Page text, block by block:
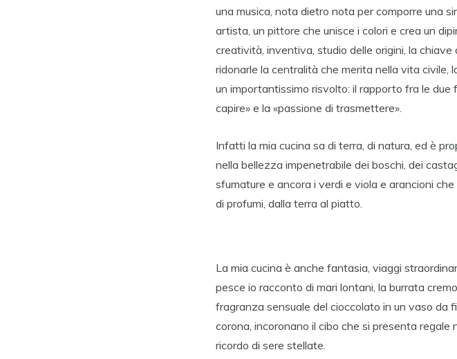
una musica, nota dietro nota per comporre una
artista, un pittore che unisce i colori e crea un
creatività, inventiva, studio delle origini, la
ridonarle la centralità che merita nella vita civile,
un importantissimo risvolto: il rapporto fra le due
capire» e la «passione di trasmettere».
Infatti la mia cucina sa di terra, di natura, ed è
nella bellezza impenetrabile dei boschi, dei
sfumature e ancora i verdi e viola e arancioni
di profumi, dalla terra al piatto.
La mia cucina è anche fantasia, viaggi
pesce io racconto di mari lontani, la burrata
fragranza sensuale del cioccolato in un vaso da
corona, incoronano il cibo che si presenta
ricordo di sere stellate.